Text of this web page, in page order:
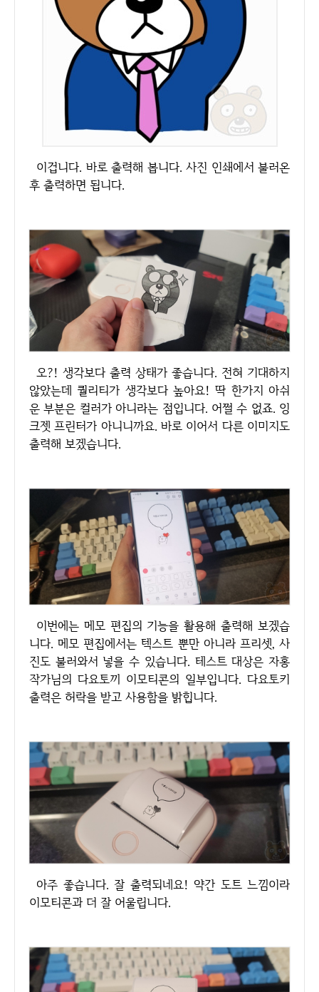
이겁니다. 바로 출력해 봅니다. 사진 인쇄에서 불러온
후 출력하면 됩니다.
오?! 생각보다 출력 상태가 좋습니다. 전혀 기대하지
않았는데 퀄리티가 생각보다 높아요! 딱 한가지 아쉬
운 부분은 컬러가 아니라는 점입니다. 어쩔 수 없죠. 잉
크젯 프린터가 아니니까요. 바로 이어서 다른 이미지도
출력해 보겠습니다.
이번에는 메모 편집의 기능을 활용해 출력해 보겠습
니다. 메모 편집에서는 텍스트 뿐만 아니라 프리셋, 사
진도 불러와서 넣을 수 있습니다. 테스트 대상은 자홍
작가님의 다요토끼 이모티콘의 일부입니다. 다요토키
출력은 허락을 받고 사용함을 밝힙니다.
아주 좋습니다. 잘 출력되네요! 약간 도트 느낌이라
이모티콘과 더 잘 어울립니다.